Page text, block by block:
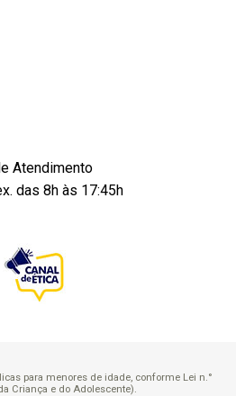
Atendimento
das 8h às 17:45h
para menores de idade, conforme Lei n.°
Criança e do Adolescente).